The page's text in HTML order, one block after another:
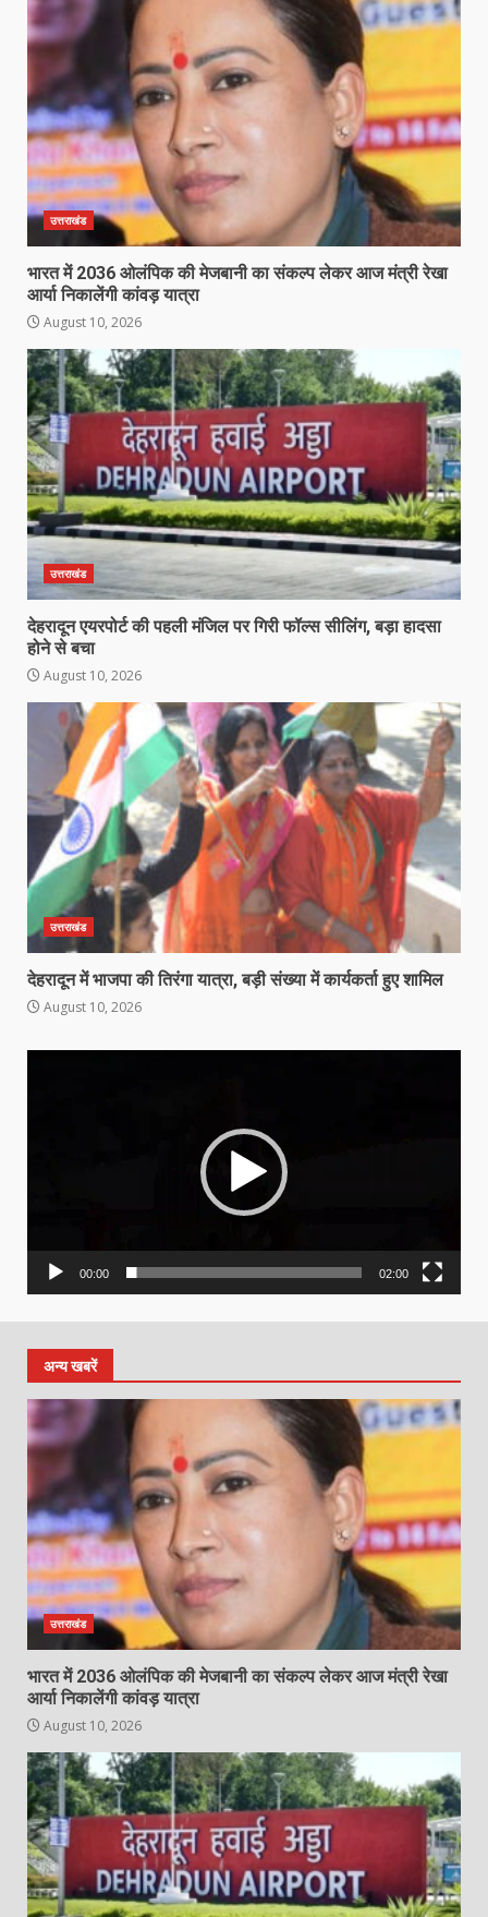
उत्तराखंड
भारत में 2036 ओलंपिक की मेजबानी का संकल्प लेकर आज मंत्री रेखा
आर्या निकालेंगी कांवड़ यात्रा
August 10, 2026
उत्तराखंड
देहरादून एयरपोर्ट की पहली मंजिल पर गिरी फॉल्स सीलिंग, बड़ा हादसा
होने से बचा
August 10, 2026
उत्तराखंड
देहरादून में भाजपा की तिरंगा यात्रा, बड़ी संख्या में कार्यकर्ता हुए शामिल
August 10, 2026
00:00 02:00
अन्य खबरें
उत्तराखंड
भारत में 2036 ओलंपिक की मेजबानी का संकल्प लेकर आज मंत्री रेखा
आर्या निकालेंगी कांवड़ यात्रा
August 10, 2026